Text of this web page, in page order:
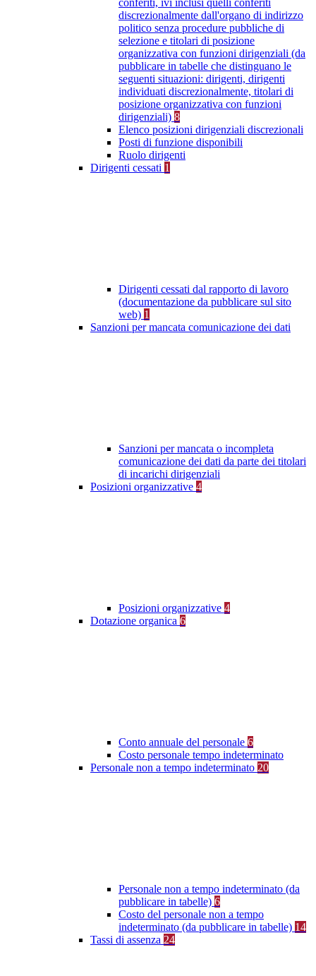
conferiti, ivi inclusi quelli conferiti
discrezionalmente dall'organo di indirizzo
politico senza procedure pubbliche di
selezione e titolari di posizione
organizzativa con funzioni dirigenziali (da
pubblicare in tabelle che distinguano le
seguenti situazioni: dirigenti, dirigenti
individuati discrezionalmente, titolari di
posizione organizzativa con funzioni
dirigenziali) 8
Elenco posizioni dirigenziali discrezionali
Posti di funzione disponibili
Ruolo dirigenti
Dirigenti cessati 1
Dirigenti cessati dal rapporto di lavoro
(documentazione da pubblicare sul sito
web) 1
Sanzioni per mancata comunicazione dei dati
Sanzioni per mancata o incompleta
comunicazione dei dati da parte dei titolari
di incarichi dirigenziali
Posizioni organizzative 4
Posizioni organizzative 4
Dotazione organica 6
Conto annuale del personale 6
Costo personale tempo indeterminato
Personale non a tempo indeterminato 20
Personale non a tempo indeterminato (da
pubblicare in tabelle) 6
Costo del personale non a tempo
indeterminato (da pubblicare in tabelle) 14
Tassi di assenza 24